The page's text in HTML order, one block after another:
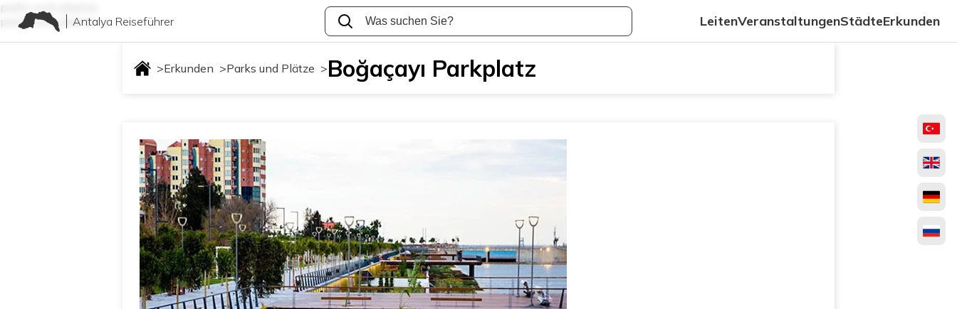
parks-und-plaetze
parks-und-plaetzeAntalya Reiseführer LeitenVeranstaltungenStädteErkunden
>Erkunden >Parks und Plätze >Boğaçayı Parkplatz